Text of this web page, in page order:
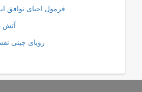
فرمول احیای توافق
آتش
رویای چینی